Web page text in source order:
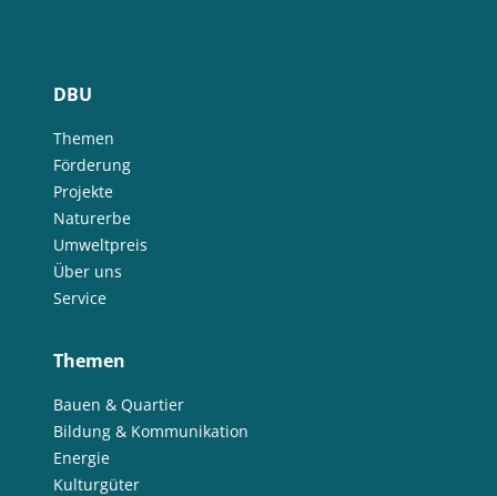
DBU
Themen
Förderung
Projekte
Naturerbe
Umweltpreis
Über uns
Service
Themen
Bauen & Quartier
Bildung & Kommunikation
Energie
Kulturgüter